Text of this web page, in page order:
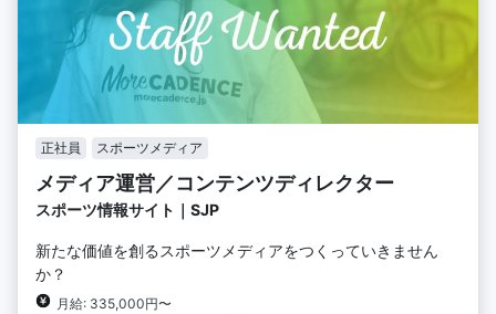
正社員 スポーツメディア
メディア運営／コンテンツディレクター
スポーツ情報サイト｜SJP
新たな価値を創るスポーツメディアをつくっていきません
か？
月給: 335,000円〜